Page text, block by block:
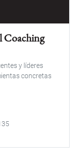
Coaching
y líderes
concretas